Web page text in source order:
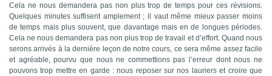
Cela ne nous demandera pas non plus trop de temps pour ces révisions.
Quelques minutes suffisent amplement ; il vaut même mieux passer moins
de temps mais plus souvent, que davantage mais en de longues périodes.
Cela ne nous demandera pas non plus trop de travail et d’effort. Quand nous
serons arrivés à la dernière leçon de notre cours, ce sera même assez facile
et agréable, pourvu que nous ne commettions pas l’erreur dont nous ne
pouvons trop mettre en garde : nous reposer sur nos lauriers et croire que